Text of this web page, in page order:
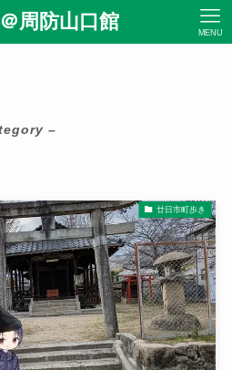
周防山口館 MENU
–
廿日市町歩き